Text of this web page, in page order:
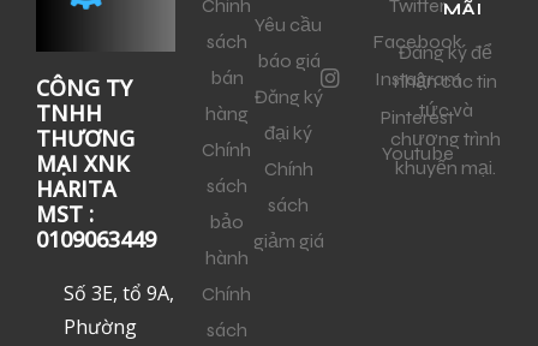
CÔNG TY
TNHH
THƯƠNG
MẠI XNK
HARITA
MST :
0109063449
Số 3E, tổ 9A,
Phường
Chính
sách
bán
hàng
Chính
sách
bảo
hành
Chính
sách
Yêu cầu
báo giá
Đăng ký
đại ký
Chính
sách
giảm giá
Twitter
Facebook
Instagram
Pinterest
Youtube
MÃI
Đăng ký để
nhận các tin
tức và
chương trình
khuyến mại.